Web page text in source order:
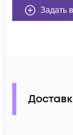
Задать